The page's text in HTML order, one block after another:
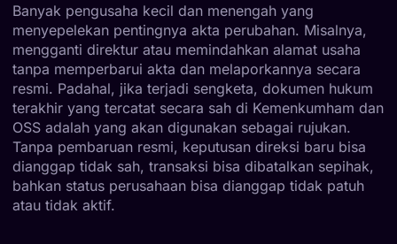
Banyak pengusaha kecil dan menengah yang
menyepelekan pentingnya akta perubahan. Misalnya,
mengganti direktur atau memindahkan alamat usaha
tanpa memperbarui akta dan melaporkannya secara
resmi. Padahal, jika terjadi sengketa, dokumen hukum
terakhir yang tercatat secara sah di Kemenkumham dan
OSS adalah yang akan digunakan sebagai rujukan.
Tanpa pembaruan resmi, keputusan direksi baru bisa
dianggap tidak sah, transaksi bisa dibatalkan sepihak,
bahkan status perusahaan bisa dianggap tidak patuh
atau tidak aktif.